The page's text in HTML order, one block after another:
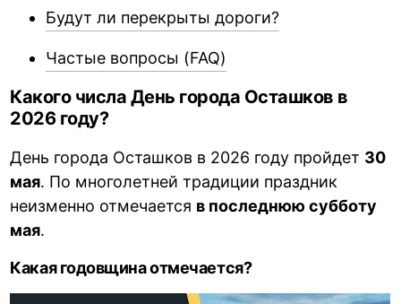
Будут ли перекрыты дороги?
Частые вопросы (FAQ)
Какого числа День города Осташков в
2026 году?
День города Осташков в 2026 году пройдет 30
мая. По многолетней традиции праздник
неизменно отмечается в последнюю субботу
мая.
Какая годовщина отмечается?